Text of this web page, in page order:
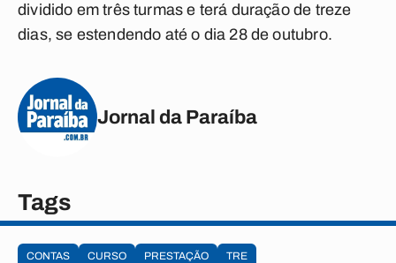
dividido em três turmas e terá duração de treze
dias, se estendendo até o dia 28 de outubro.
Jornal da Paraíba
Tags
CONTAS CURSO PRESTAÇÃO TRE